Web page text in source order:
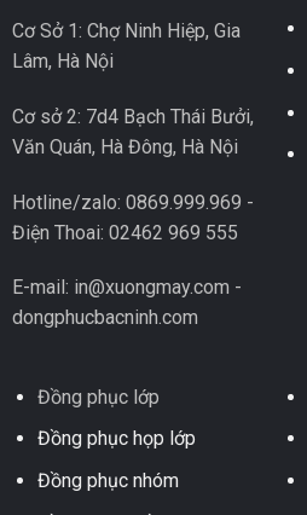
Cơ Sở 1: Chợ Ninh Hiệp, Gia
Lâm, Hà Nội
Cơ sở 2: 7d4 Bạch Thái Bưởi,
Văn Quán, Hà Đông, Hà Nội
Hotline/zalo: 0869.999.969 -
Điện Thoai: 02462 969 555
E-mail: in@xuongmay.com -
dongphucbacninh.com
Đồng phục lớp
Đồng phục họp lớp
Đồng phục nhóm